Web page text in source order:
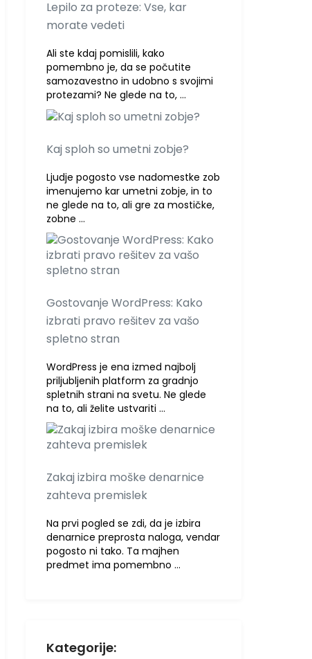
Lepilo za proteze: Vse, kar
morate vedeti
Ali ste kdaj pomislili, kako
pomembno je, da se počutite
samozavestno in udobno s svojimi
protezami? Ne glede na to, …
Kaj sploh so umetni zobje?
Ljudje pogosto vse nadomestke zob
imenujemo kar umetni zobje, in to
ne glede na to, ali gre za mostičke,
zobne …
Gostovanje WordPress: Kako
izbrati pravo rešitev za vašo
spletno stran
WordPress je ena izmed najbolj
priljubljenih platform za gradnjo
spletnih strani na svetu. Ne glede
na to, ali želite ustvariti …
Zakaj izbira moške denarnice
zahteva premislek
Na prvi pogled se zdi, da je izbira
denarnice preprosta naloga, vendar
pogosto ni tako. Ta majhen
predmet ima pomembno …
Kategorije: